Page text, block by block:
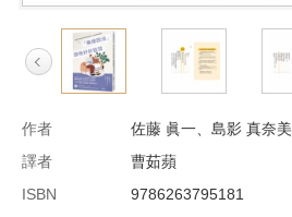
作者
佐藤 眞一、島影 真奈美
譯者
曹茹蘋
ISBN
9786263795181